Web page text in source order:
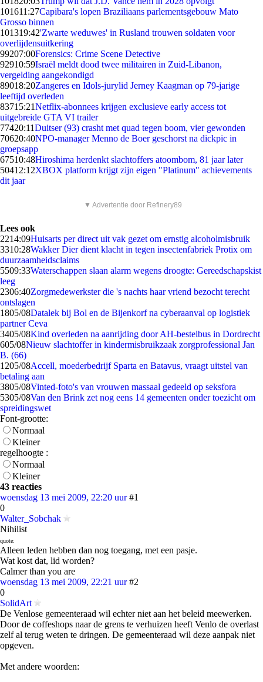
101611:27Capibara's lopen Braziliaans parlementsgebouw Mato
Grosso binnen
101319:42'Zwarte weduwes' in Rusland trouwen soldaten voor
overlijdensuitkering
99207:00Forensics: Crime Scene Detective
92910:59Israël meldt dood twee militairen in Zuid-Libanon,
vergelding aangekondigd
89018:20Zangeres en Idols-jurylid Jerney Kaagman op 79-jarige
leeftijd overleden
83715:21Netflix-abonnees krijgen exclusieve early access tot
uitgebreide GTA VI trailer
77420:11Duitser (93) crasht met quad tegen boom, vier gewonden
70620:40NPO-manager Menno de Boer geschorst na dickpic in
groepsapp
67510:48Hiroshima herdenkt slachtoffers atoombom, 81 jaar later
50412:12XBOX platform krijgt zijn eigen "Platinum" achievements
dit jaar
▼ Advertentie door Refinery89
Lees ook
2214:09Huisarts per direct uit vak gezet om ernstig alcoholmisbruik
3310:28Wakker Dier dient klacht in tegen insectenfabriek Protix om
duurzaamheidsclaims
5509:33Waterschappen slaan alarm wegens droogte: Gereedschapskist
leeg
2306:40Zorgmedewerkster die 's nachts haar vriend bezocht terecht
ontslagen
1805/08Datalek bij Bol en de Bijenkorf na cyberaanval op logistiek
partner Ceva
3405/08Kind overleden na aanrijding door AH-bestelbus in Dordrecht
605/08Nieuw slachtoffer in kindermisbruikzaak zorgprofessional Jan
B. (66)
1205/08Accell, moederbedrijf Sparta en Batavus, vraagt uitstel van
betaling aan
3805/08Vinted-foto's van vrouwen massaal gedeeld op seksfora
5305/08Van den Brink zet nog eens 14 gemeenten onder toezicht om
spreidingswet
Font-grootte:
Normaal
Kleiner
regelhoogte :
Normaal
Kleiner
43 reacties
woensdag 13 mei 2009, 22:20 uur #1
0
Walter_Sobchak
Nihilist
quote:
Alleen leden hebben dan nog toegang, met een pasje.
Wat kost dat, lid worden?
Calmer than you are
woensdag 13 mei 2009, 22:21 uur #2
0
SolidArt
De Venlose gemeenteraad wil echter niet aan het beleid meewerken.
Door de coffeshops naar de grens te verhuizen heeft Venlo de overlast
zelf al terug weten te dringen. De gemeenteraad wil deze aanpak niet
opgeven.
Met andere woorden: